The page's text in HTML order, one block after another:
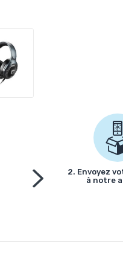
2. Envoyez
à notre